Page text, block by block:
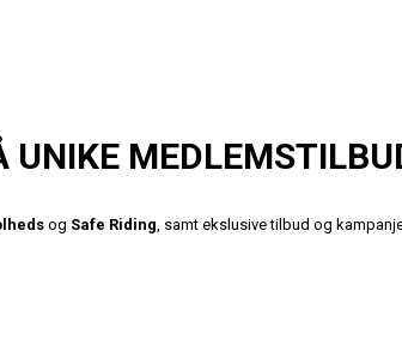
UNIKE
og Safe Riding, samt ekslusive tilbud og